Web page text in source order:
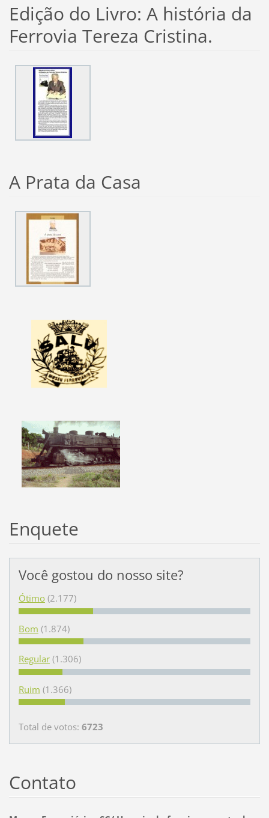
Edição do Livro: A história da
Ferrovia Tereza Cristina.
A Prata da Casa
Enquete
Você gostou do nosso site?
Ótimo (2.177)
Bom (1.874)
Regular (1.306)
Ruim (1.366)
Total de votos: 6723
Contato